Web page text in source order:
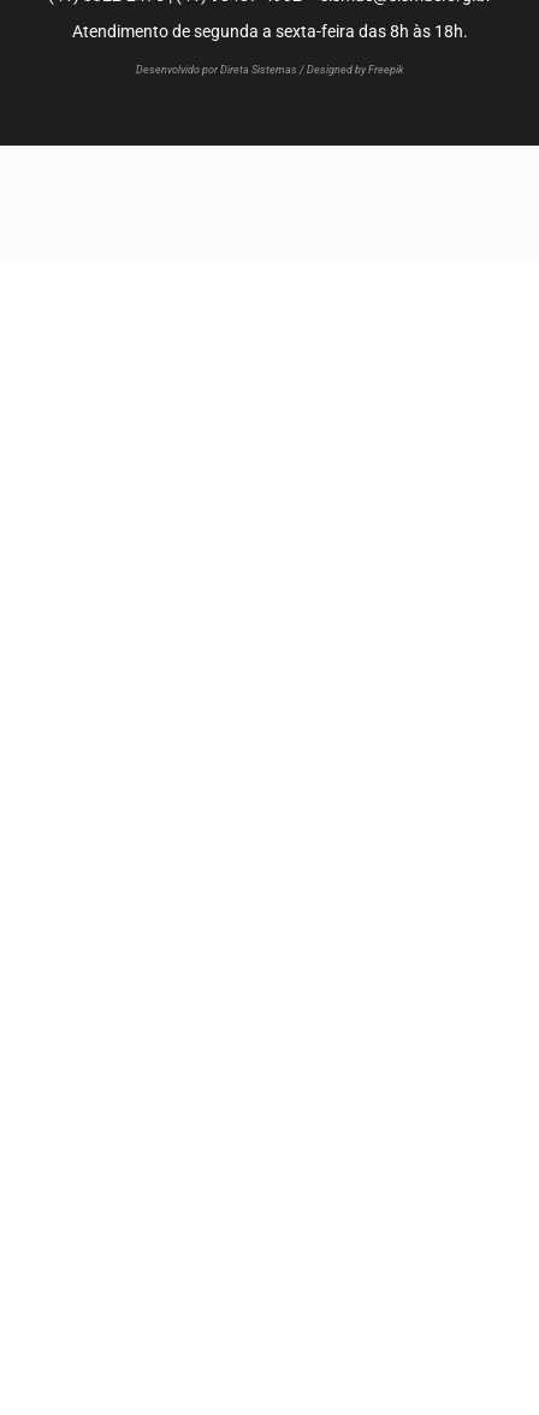
Atendimento de segunda a sexta-feira das 8h às 18h.
Desenvolvido por Direta Sistemas / Designed by Freepik